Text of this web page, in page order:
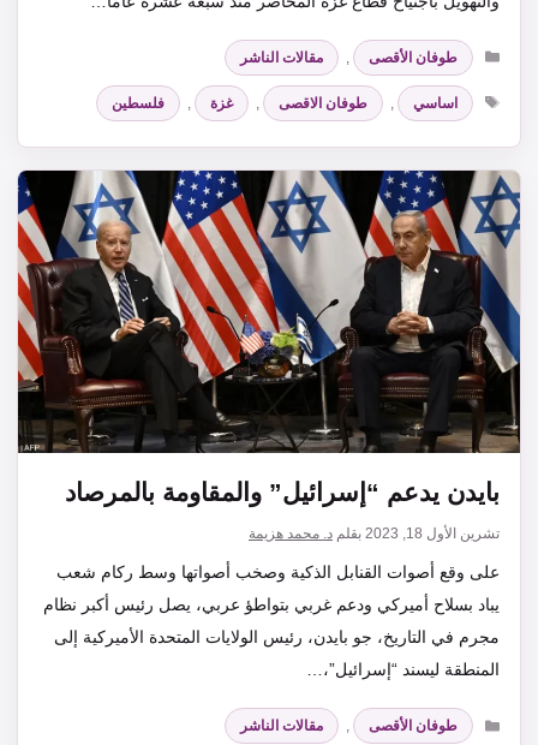
التصنيفات
طوفان الأقصى ,
مقالات الناشر
الوسوم
اساسي , طوفان الاقصى , غزة , فلسطين
بايدن يدعم “إسرائيل” والمقاومة بالمرصاد
تشرين الأول 18, 2023 بقلم د. محمد هزيمة
على وقع أصوات القنابل الذكية وصخب أصواتها وسط ركام شعب
يباد بسلاح أميركي ودعم غربي بتواطؤ عربي، يصل رئيس أكبر نظام
مجرم في التاريخ، جو بايدن، رئيس الولايات المتحدة الأميركية إلى
المنطقة ليسند “إسرائيل”،…
التصنيفات
طوفان الأقصى ,
مقالات الناشر